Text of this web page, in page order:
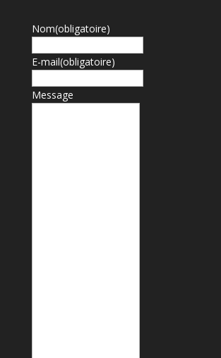
Nom(obligatoire)
E-mail(obligatoire)
Message